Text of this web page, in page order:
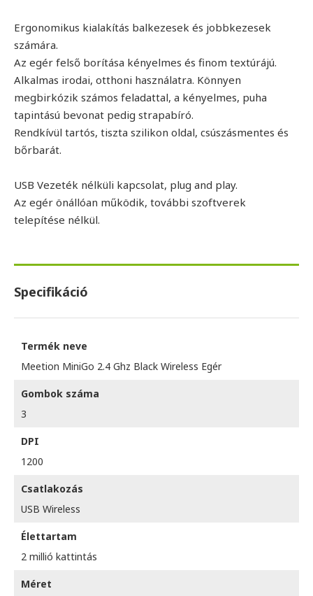
Ergonomikus kialakítás balkezesek és jobbkezesek
számára.
Az egér felső borítása kényelmes és finom textúrájú.
Alkalmas irodai, otthoni használatra. Könnyen
megbirkózik számos feladattal, a kényelmes, puha
tapintású bevonat pedig strapabíró.
Rendkívül tartós, tiszta szilikon oldal, csúszásmentes és
bőrbarát.
USB Vezeték nélküli kapcsolat, plug and play.
Az egér önállóan működik, további szoftverek
telepítése nélkül.
Specifikáció
Termék neve
Meetion MiniGo 2.4 Ghz Black Wireless Egér
Gombok száma
3
DPI
1200
Csatlakozás
USB Wireless
Élettartam
2 millió kattintás
Méret